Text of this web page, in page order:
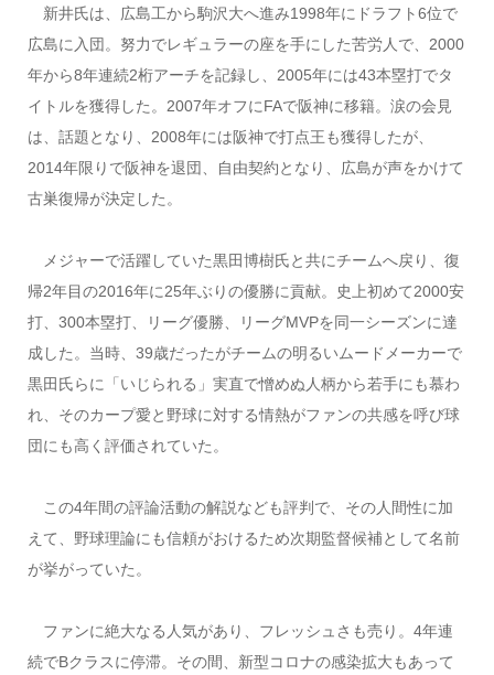
新井氏は、広島工から駒沢大へ進み1998年にドラフト6位で
広島に入団。努力でレギュラーの座を手にした苦労人で、2000
年から8年連続2桁アーチを記録し、2005年には43本塁打でタ
イトルを獲得した。2007年オフにFAで阪神に移籍。涙の会見
は、話題となり、2008年には阪神で打点王も獲得したが、
2014年限りで阪神を退団、自由契約となり、広島が声をかけて
古巣復帰が決定した。
メジャーで活躍していた黒田博樹氏と共にチームへ戻り、復
帰2年目の2016年に25年ぶりの優勝に貢献。史上初めて2000安
打、300本塁打、リーグ優勝、リーグMVPを同一シーズンに達
成した。当時、39歳だったがチームの明るいムードメーカーで
黒田氏らに「いじられる」実直で憎めぬ人柄から若手にも慕わ
れ、そのカープ愛と野球に対する情熱がファンの共感を呼び球
団にも高く評価されていた。
この4年間の評論活動の解説なども評判で、その人間性に加
えて、野球理論にも信頼がおけるため次期監督候補として名前
が挙がっていた。
ファンに絶大なる人気があり、フレッシュさも売り。4年連
続でBクラスに停滞。その間、新型コロナの感染拡大もあって